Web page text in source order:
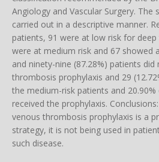
Angiology and Vascular Surgery. The
carried out in a descriptive manner.
patients, 91 were at low risk for
were at medium risk and 67 showed
and ninety-nine (87.28%) patients
thrombosis prophylaxis and 29
the medium-risk patients and
received the prophylaxis.
venous thrombosis prophylaxis is a
strategy, it is not being used in
such disease.